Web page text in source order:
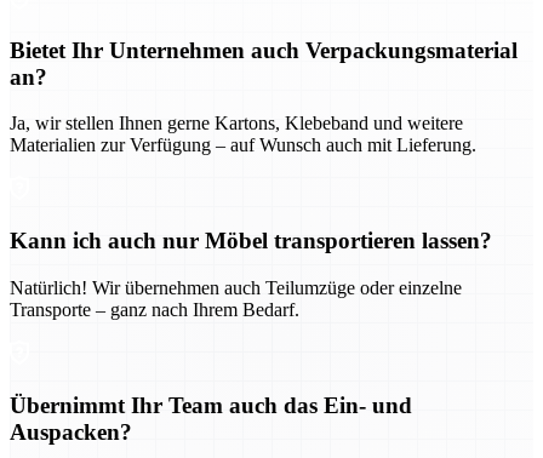
Bietet Ihr Unternehmen auch Verpackungsmaterial
an?
Ja, wir stellen Ihnen gerne Kartons, Klebeband und weitere
Materialien zur Verfügung – auf Wunsch auch mit Lieferung.
Kann ich auch nur Möbel transportieren lassen?
Natürlich! Wir übernehmen auch Teilumzüge oder einzelne
Transporte – ganz nach Ihrem Bedarf.
Übernimmt Ihr Team auch das Ein- und
Auspacken?